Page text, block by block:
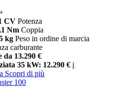
CV Potenza
Nm Coppia
kg Peso in ordine di marcia
carburante
da 13.290 €
35 kW: 12.290 € i
Scopri di più
100